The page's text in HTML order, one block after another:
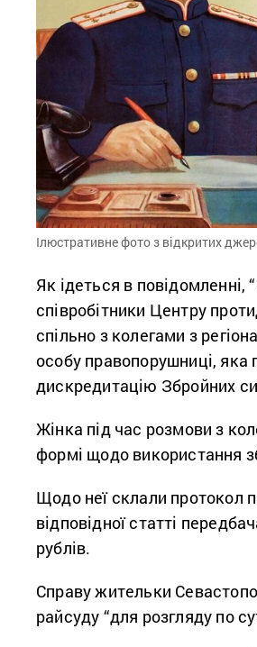
Ілюстративне фото з відкритих
Як ідеться в повідомленні,
співробітники Центру
спільно з колегами з
особу правопорушниці,
дискредитацію Збройних
Жінка під час розмови з
формі щодо використання
Щодо неї склали протокол
відповідної статті
рублів.
Справу жительки
райсуду “для розгляду по